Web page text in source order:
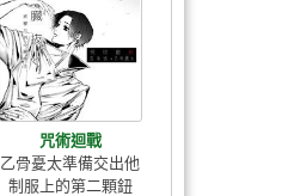
咒術迴戰
乙骨憂太準備交出他
制服上的第二顆鈕